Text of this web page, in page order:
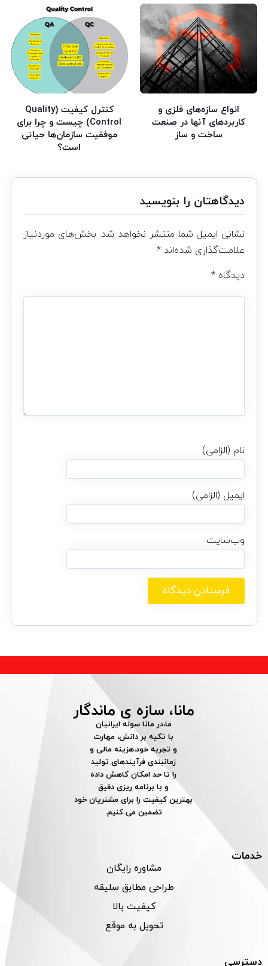
انواع سازه‌های فلزی و
کاربردهای آنها در صنعت
ساخت و ساز
کنترل کیفیت (Quality
Control) چیست و چرا برای
موفقیت سازمان‌ها حیاتی
است؟
دیدگاهتان را بنویسید
نشانی ایمیل شما منتشر نخواهد شد. بخش‌های موردنیاز
علامت‌گذاری شده‌اند *
دیدگاه *
نام (الزامی)
ایمیل (الزامی)
وب‌سایت
مانا، سازه ی ماندگار
ما،در مانا سوله ایرانیان
با تکیه بر دانش، مهارت
و تجربه خود،هزینه مالی و
زمانبندی فرآیندهای تولید
را تا حد امکان کاهش داده
و با برنامه ریزی دقیق
بهترین کیفیت را برای مشتریان خود
تضمین می کنیم.
خدمات
مشاوره رایگان
طراحی مطابق سلیقه
کیفیت بالا
تحویل به موقع
دسترسی